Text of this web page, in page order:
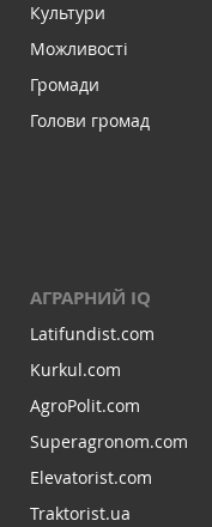
Культури
Можливості
Громади
Голови громад
АГРАРНИЙ IQ
Latifundist.com
Kurkul.com
AgroPolit.com
Superagronom.com
Elevatorist.com
Traktorist.ua